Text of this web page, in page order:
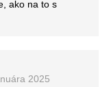
ako na to s
2025